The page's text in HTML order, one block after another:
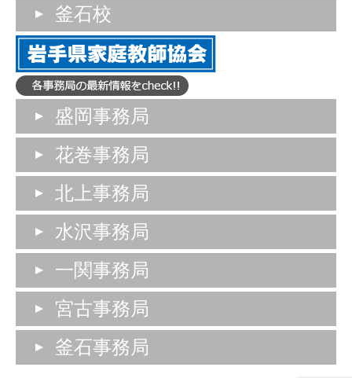
釜石校
盛岡事務局
花巻事務局
北上事務局
水沢事務局
一関事務局
宮古事務局
釜石事務局